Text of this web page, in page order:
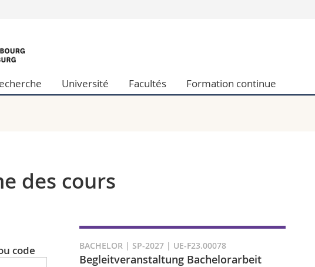
Sciences économiques et sociales et management
Lettres et sciences humaines
Université Facultés Formation continue
des cours
code BACHELOR | SP-2027 | UE-F23.00078
Begleitveranstaltung Bachelorarbeit